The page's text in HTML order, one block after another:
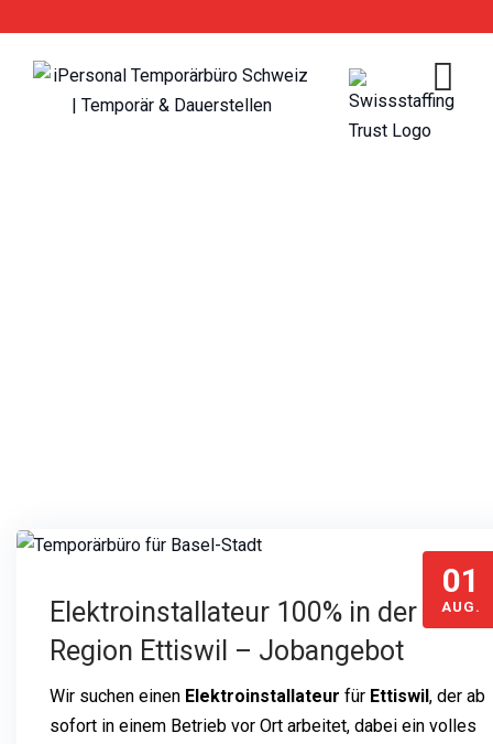
content
01
AUG.
Elektroinstallateur 100% in der
Region Ettiswil – Jobangebot
Wir suchen einen Elektroinstallateur für Ettiswil , der ab
sofort in einem Betrieb vor Ort arbeitet, dabei ein volles